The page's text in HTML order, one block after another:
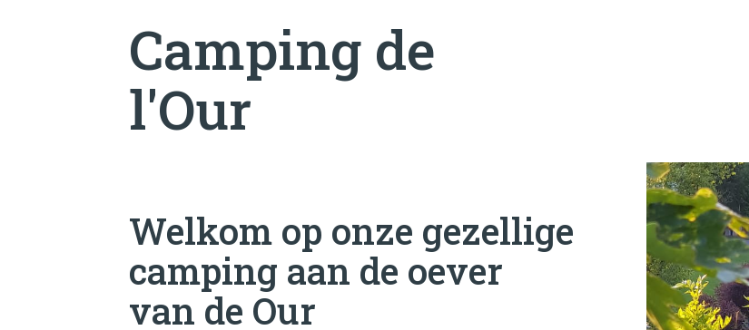
Camping de
l'Our
Welkom op onze gezellige
camping aan de oever
van de Our